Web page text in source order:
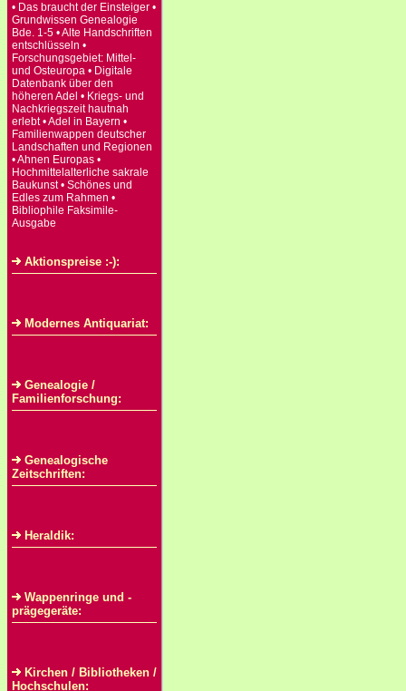
• Das braucht der Einsteiger •
Grundwissen Genealogie
Bde. 1-5 • Alte Handschriften
entschlüsseln •
Forschungsgebiet: Mittel-
und Osteuropa • Digitale
Datenbank über den
höheren Adel • Kriegs- und
Nachkriegszeit hautnah
erlebt • Adel in Bayern •
Familienwappen deutscher
Landschaften und Regionen
• Ahnen Europas •
Hochmittelalterliche sakrale
Baukunst • Schönes und
Edles zum Rahmen •
Bibliophile Faksimile-
Ausgabe
Aktionspreise :-):
Modernes Antiquariat:
Genealogie /
Familienforschung:
Genealogische
Zeitschriften:
Heraldik:
Wappenringe und -
prägegeräte:
Kirchen / Bibliotheken /
Hochschulen: